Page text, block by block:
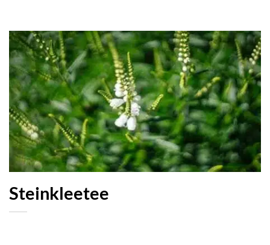
Steinkleetee